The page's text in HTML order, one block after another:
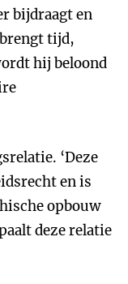
bijdraagt en
tijd,
hij beloond
‘Deze
en is
opbouw
deze relatie